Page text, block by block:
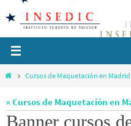
contenido
InicioCursos de Maquetación en Madrid
« Cursos de Maquetación en
Banner cursos